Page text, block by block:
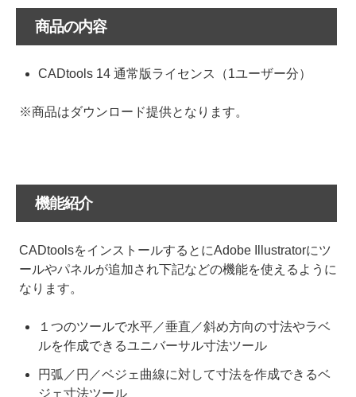
商品の内容
CADtools 14 通常版ライセンス（1ユーザー分）
※商品はダウンロード提供となります。
機能紹介
CADtoolsをインストールするとにAdobe Illustratorにツ
ールやパネルが追加され下記などの機能を使えるように
なります。
１つのツールで水平／垂直／斜め方向の寸法やラベ
ルを作成できるユニバーサル寸法ツール
円弧／円／ベジェ曲線に対して寸法を作成できるベ
ジェ寸法ツール